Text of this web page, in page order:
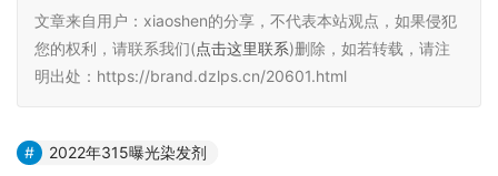
文章来自用户：xiaoshen的分享，不代表本站观点，如果侵犯
您的权利，请联系我们(点击这里联系)删除，如若转载，请注
明出处：https://brand.dzlps.cn/20601.html
2022年315曝光染发剂